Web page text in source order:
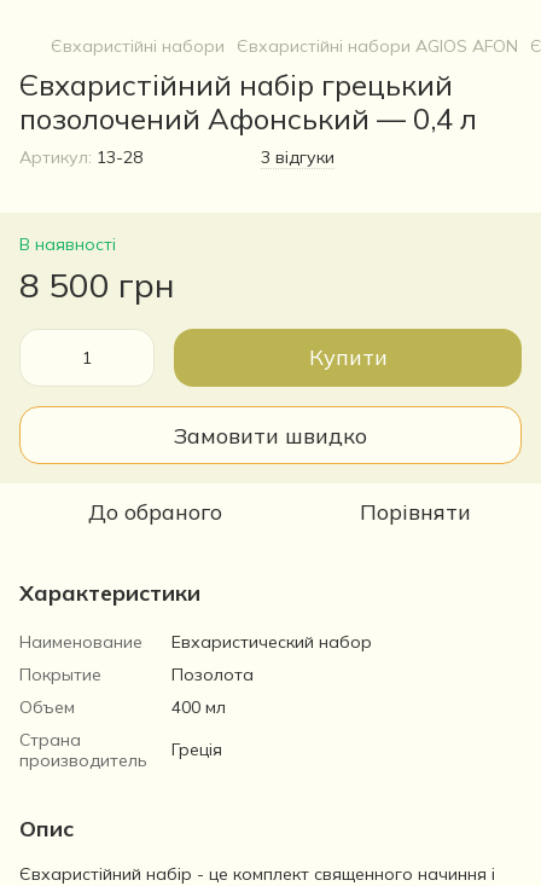
Євхаристійні набори Євхаристійні набори AGIOS AFON
Євхаристійний набір грецький
позолочений Афонський — 0,4 л
Артикул: 13-28 3 відгуки
В наявності
8 500 грн
Купити
Замовити швидко
До обраного Порівняти
Характеристики
Наименование
Евхаристический набор
Покрытие
Позолота
Объем
400 мл
Страна
производитель
Греція
Опис
Євхаристійний набір - це комплект священного начиння і